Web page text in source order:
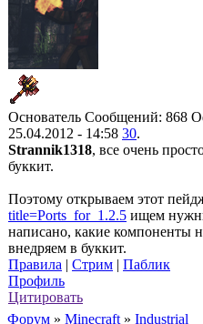
Основатель Сообщений: 868
25.04.2012 - 14:58 30.
Strannik1318, все очень
буккит.
Поэтому открываем этот
title=Ports_for_1.2.5 ищем
написано, какие компоненты
внедряем в буккит.
Правила | Стрим | Паблик
Профиль
Цитировать
Форум » Minecraft » Industrial